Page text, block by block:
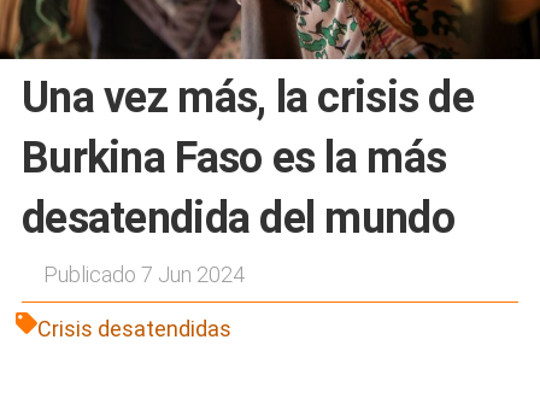
Una vez más, la crisis de
Burkina Faso es la más
desatendida del mundo
Publicado 7 Jun 2024
Crisis desatendidas